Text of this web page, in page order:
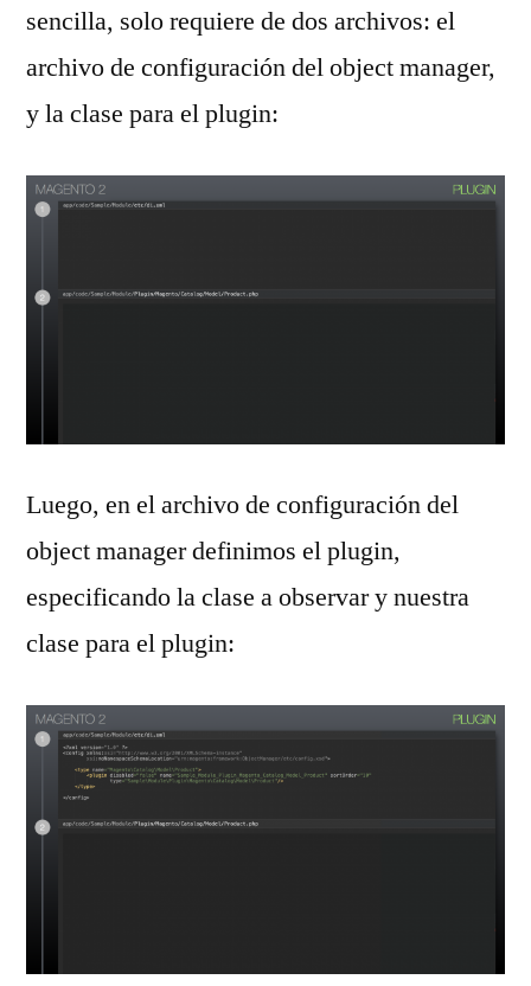
sencilla, solo requiere de dos archivos: el
archivo de configuración del object manager,
y la clase para el plugin:
Luego, en el archivo de configuración del
object manager definimos el plugin,
especificando la clase a observar y nuestra
clase para el plugin: